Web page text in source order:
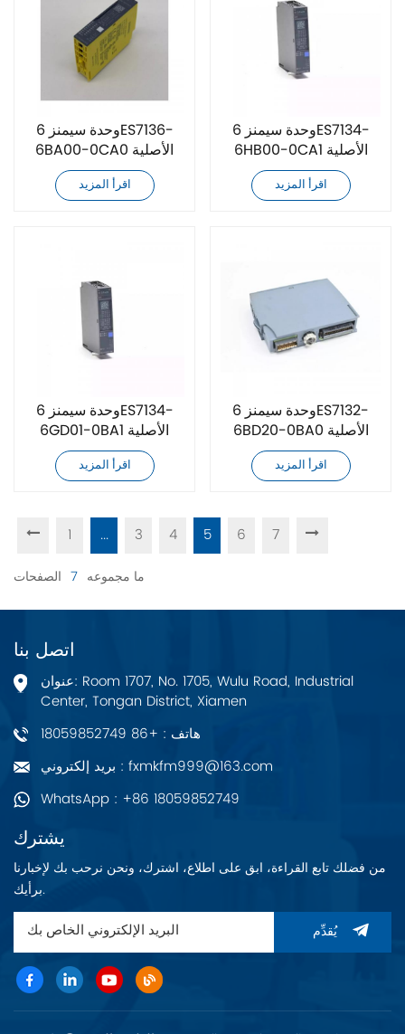
وحدة سيمنز 6ES7136-
6BA00-0CA0 الأصلية
الجديدة
اقرأ المزيد
وحدة سيمنز 6ES7134-
6HB00-0CA1 الأصلية
الجديدة
اقرأ المزيد
وحدة سيمنز 6ES7134-
6GD01-0BA1 الأصلية
الجديدة
اقرأ المزيد
وحدة سيمنز 6ES7132-
6BD20-0BA0 الأصلية
الجديدة
اقرأ المزيد
1 ... 3 4 5 6 7
ما مجموعه 7 الصفحات
اتصل بنا
عنوان: Room 1707, No. 1705, Wulu Road, Industrial
Center, Tongan District, Xiamen
هاتف : +86 18059852749
بريد إلكتروني : fxmkfm999@163.com
WhatsApp : +86 18059852749
يشترك
من فضلك تابع القراءة، ابق على اطلاع، اشترك، ونحن نرحب بك لإخبارنا
برأيك.
يُقدِّم